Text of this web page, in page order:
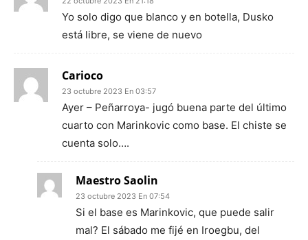
Yo solo digo que blanco y en botella, Dusko
está libre, se viene de nuevo
Carioco
23 octubre 2023 En 03:57
Ayer – Peñarroya- jugó buena parte del último
cuarto con Marinkovic como base. El chiste se
cuenta solo….
Maestro Saolin
23 octubre 2023 En 07:54
Si el base es Marinkovic, que puede salir
mal? El sábado me fijé en Iroegbu, del